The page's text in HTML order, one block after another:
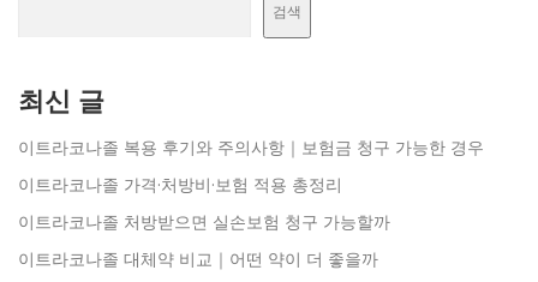
검색
최신 글
이트라코나졸 복용 후기와 주의사항｜보험금 청구 가능한 경우
이트라코나졸 가격·처방비·보험 적용 총정리
이트라코나졸 처방받으면 실손보험 청구 가능할까
이트라코나졸 대체약 비교｜어떤 약이 더 좋을까